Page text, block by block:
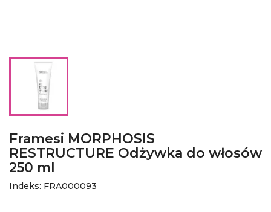
Framesi MORPHOSIS
RESTRUCTURE Odżywka do włosów
250 ml
Indeks: FRA000093